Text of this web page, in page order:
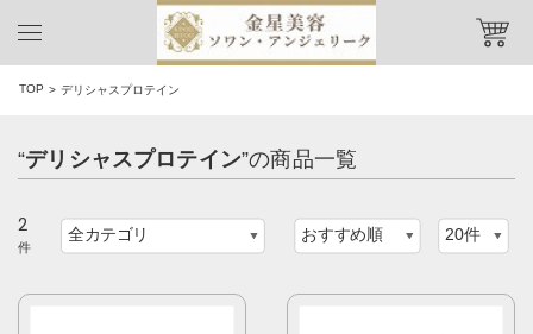
TOP デリシャスプロテイン
“デリシャスプロテイン”の商品一覧
2
件